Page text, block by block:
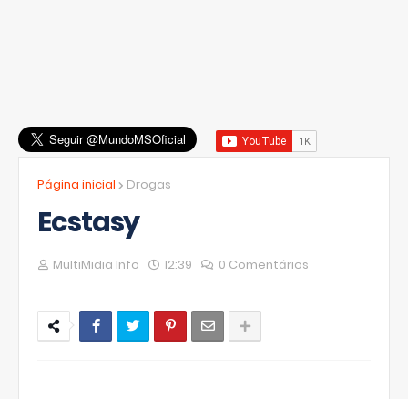
Página inicial Drogas
Ecstasy
MultiMidia Info 12:39 0 Comentários